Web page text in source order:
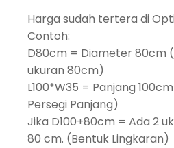
Harga sudah tertera di
Contoh:
D80cm = Diameter 80cm
ukuran 80cm)
L100*W35 = Panjang
Persegi Panjang)
Jika D100+80cm = Ada 2
80 cm. (Bentuk Lingkaran)